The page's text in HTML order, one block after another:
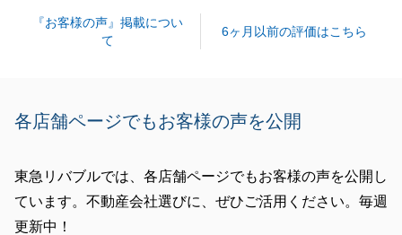
閉じる
『お客様の声』掲載につい
て
6ヶ月以前の評価はこちら
各店舗ページでもお客様の声を公開
東急リバブルでは、各店舗ページでもお客様の声を公開し
ています。不動産会社選びに、ぜひご活用ください。毎週
更新中！